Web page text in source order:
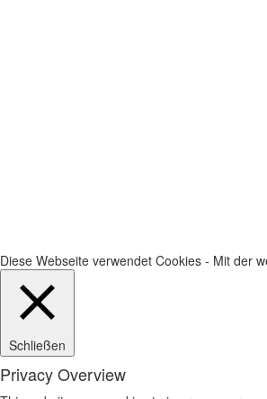
Diese Webseite verwendet Cookies - Mit der
Schließen
Privacy Overview